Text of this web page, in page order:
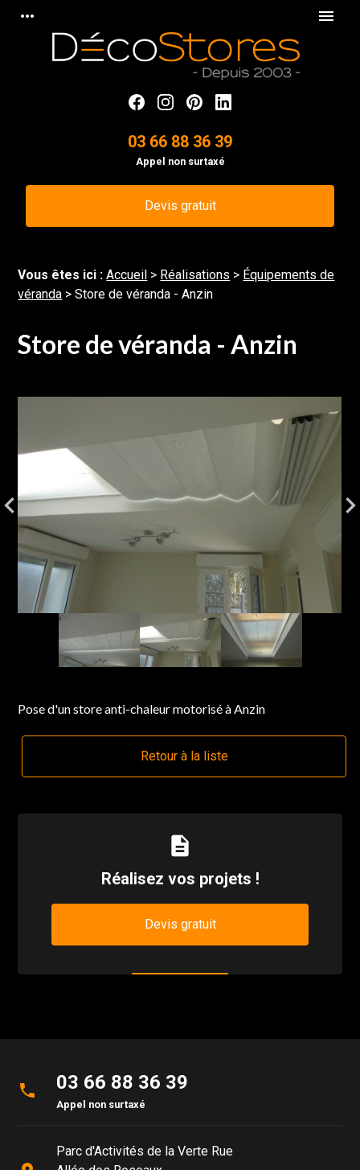
more_horiz menu
03 66 88 36 39
Appel non surtaxé
Devis gratuit
Vous êtes ici :Accueil > Réalisations > Équipements de
véranda >Store de véranda - Anzin
Store de véranda - Anzin
Pose d'un store anti-chaleur motorisé à Anzin
Retour à la liste
description
Réalisez vos projets !
Devis gratuit
phone 03 66 88 36 39
Appel non surtaxé
Parc d'Activités de la Verte Rue